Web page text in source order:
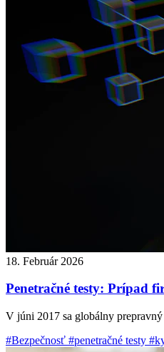
18. Február 2026
Penetračné testy: Prípad
V júni 2017 sa globálny
#Bezpečnosť #penetračné testy